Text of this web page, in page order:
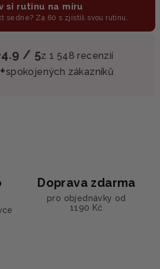
si rutinu na míru
sedne? Za 60 s zjistíš svou rutinu.
4.9 / 5z 1 548 recenzií
spokojených zákazníků
Doprava zdarma
pro objednávky od
1190 Kč